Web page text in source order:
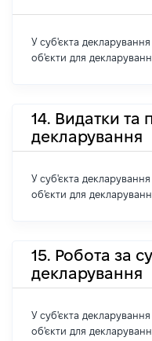
У суб'єкта декларування
об'єкти для
14. Видатки та
декларування
У суб'єкта декларування
об'єкти для
15. Робота за
декларування
У суб'єкта декларування
об'єкти для